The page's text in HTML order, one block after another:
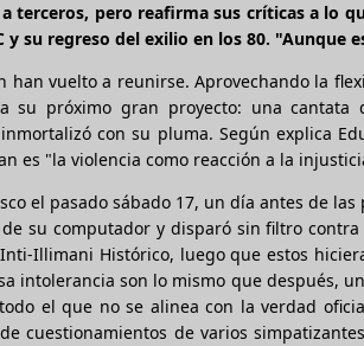
terceros, pero reafirma sus críticas a lo
su regreso del exilio en los 80. "Aunque
vuelto a reunirse. Aprovechando la
su próximo gran proyecto: una
con su pluma. Según explica
es "la violencia como reacción a la
el pasado sábado 17, un día antes de
su computador y disparó sin filtro contra
Illimani Histórico, luego que estos
intolerancia son lo mismo que después,
el que no se alinea con la verdad
cuestionamientos de varios